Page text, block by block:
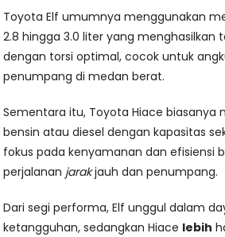
Toyota Elf umumnya menggunakan
2.8 hingga 3.0 liter yang menghasilkan
dengan torsi optimal, cocok untuk
penumpang di medan berat.
Sementara itu, Toyota Hiace biasanya
bensin atau diesel dengan kapasitas
fokus pada kenyamanan dan efisiensi
perjalanan jarakjauh dan penumpang.
Dari segi performa, Elf unggul dalam
ketangguhan, sedangkan Hiace lebih